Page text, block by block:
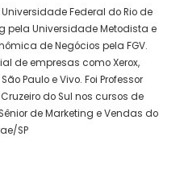
Federal do Rio de
pela Universidade Metodista e
de Negócios pela FGV.
de empresas como Xerox,
Paulo e Vivo. Foi Professor
do Sul nos cursos de
de Marketing e Vendas do
SP